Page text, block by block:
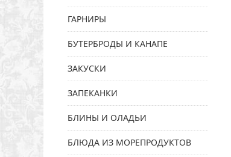
ГАРНИРЫ
БУТЕРБРОДЫ И КАНАПЕ
ЗАКУСКИ
ЗАПЕКАНКИ
БЛИНЫ И ОЛАДЬИ
БЛЮДА ИЗ МОРЕПРОДУКТОВ